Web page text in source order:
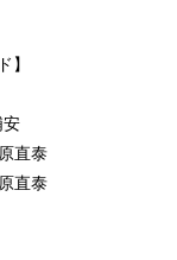
】
直泰
直泰